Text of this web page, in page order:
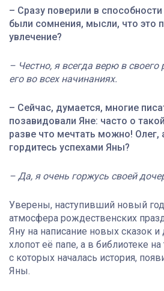
– Сразу поверили в
были сомнения, мысли, что это
увлечение?
– Честно, я всегда верю в
его во всех начинаниях.
– Сейчас, думается, многие
позавидовали Яне: часто о
разве что мечтать можно! Олег,
гордитесь успехами Яны?
– Да, я очень горжусь своей
Уверены, наступивший новый год
атмосфера рождественских
Яну на написание новых сказок и
хлопот её папе, а в библиотеке
с которых началась история,
Яны.